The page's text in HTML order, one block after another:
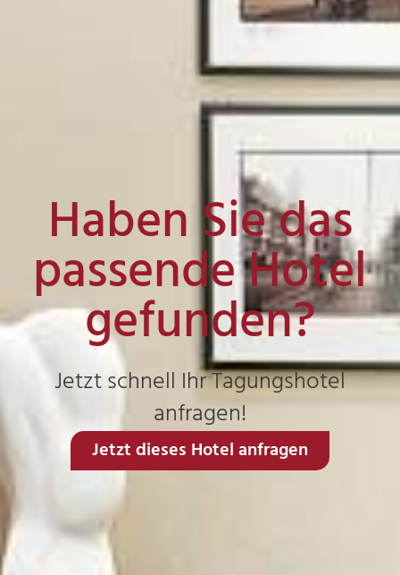
Haben Sie das
passende Hotel
gefunden?
Jetzt schnell Ihr Tagungshotel
anfragen!
Jetzt dieses Hotel anfragen